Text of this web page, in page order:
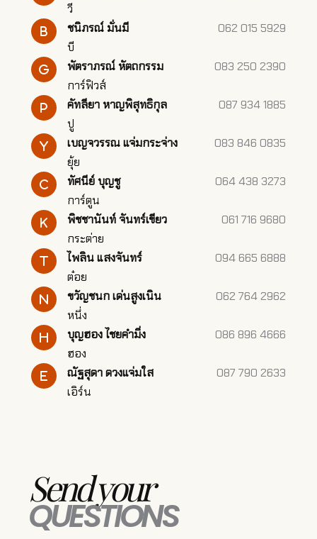
วี
ชนิภรณ์ มั่นมี
บี
062 015 5929
พัตราภรณ์ หัตถกรรม
การ์ฟิวส์
083 250 2390
คัทลียา หาญพิสุทธิกุล
ปู
087 934 1885
เบญจวรรณ แจ่มกระจ่าง
ยุ้ย
083 846 0835
ทัศนีย์ บุญชู
การ์ตูน
064 438 3273
พิชชานันท์ จันทร์เขียว
กระต่าย
061 716 9680
ไพลิน แสงจันทร์
ต๋อย
094 665 6888
ขวัญชนก เด่นสูงเนิน
หนึ่ง
062 764 2962
บุญฮอง ไชยคำมิ่ง
ฮอง
086 896 4666
ณัฐสุดา ดวงแจ่มใส
เอิร์น
087 790 2633
Send your
QUESTIONS